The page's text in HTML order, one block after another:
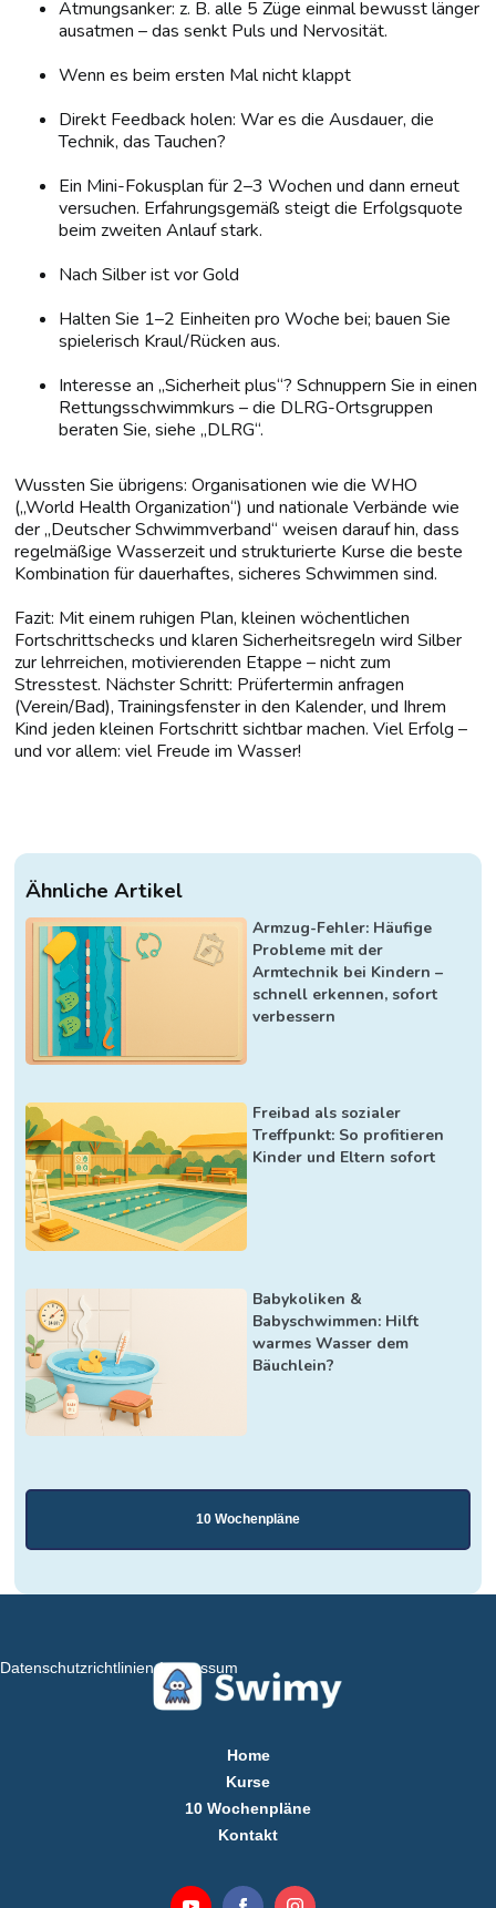
Atmungsanker: z. B. alle 5 Züge einmal bewusst länger
ausatmen – das senkt Puls und Nervosität.
Wenn es beim ersten Mal nicht klappt
Direkt Feedback holen: War es die Ausdauer, die
Technik, das Tauchen?
Ein Mini-Fokusplan für 2–3 Wochen und dann erneut
versuchen. Erfahrungsgemäß steigt die Erfolgsquote
beim zweiten Anlauf stark.
Nach Silber ist vor Gold
Halten Sie 1–2 Einheiten pro Woche bei; bauen Sie
spielerisch Kraul/Rücken aus.
Interesse an „Sicherheit plus“? Schnuppern Sie in einen
Rettungsschwimmkurs – die DLRG-Ortsgruppen
beraten Sie, siehe „DLRG“.
Wussten Sie übrigens: Organisationen wie die WHO
(„World Health Organization“) und nationale Verbände wie
der „Deutscher Schwimmverband“ weisen darauf hin, dass
regelmäßige Wasserzeit und strukturierte Kurse die beste
Kombination für dauerhaftes, sicheres Schwimmen sind.
Fazit: Mit einem ruhigen Plan, kleinen wöchentlichen
Fortschrittschecks und klaren Sicherheitsregeln wird Silber
zur lehrreichen, motivierenden Etappe – nicht zum
Stresstest. Nächster Schritt: Prüfertermin anfragen
(Verein/Bad), Trainingsfenster in den Kalender, und Ihrem
Kind jeden kleinen Fortschritt sichtbar machen. Viel Erfolg –
und vor allem: viel Freude im Wasser!
Ähnliche Artikel
Armzug-Fehler: Häufige
Probleme mit der
Armtechnik bei Kindern –
schnell erkennen, sofort
verbessern
Freibad als sozialer
Treffpunkt: So profitieren
Kinder und Eltern sofort
Babykoliken &
Babyschwimmen: Hilft
warmes Wasser dem
Bäuchlein?
10 Wochenpläne
Datenschutzrichtlinien Impressum
Home
Kurse
10 Wochenpläne
Kontakt